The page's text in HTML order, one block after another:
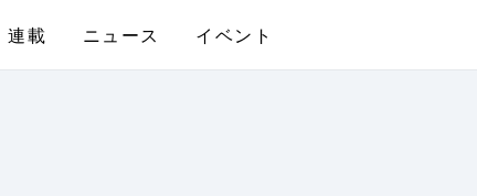
連載 ニュース イベント